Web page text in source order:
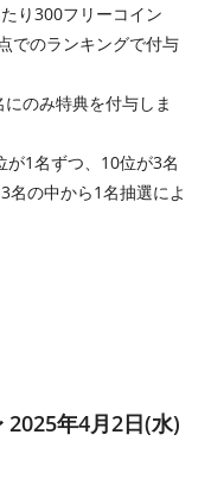
り300フリーコイン
でのランキングで付与
のみ特典を付与しま
1名ずつ、10位が3名
名の中から1名抽選によ
年4月2日(水)